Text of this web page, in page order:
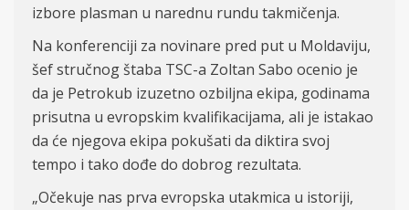
izbore plasman u narednu rundu takmičenja.
Na konferenciji za novinare pred put u Moldaviju,
šef stručnog štaba TSC-a Zoltan Sabo ocenio je
da je Petrokub izuzetno ozbiljna ekipa, godinama
prisutna u evropskim kvalifikacijama, ali je istakao
da će njegova ekipa pokušati da diktira svoj
tempo i tako dođe do dobrog rezultata.
„Očekuje nas prva evropska utakmica u istoriji,